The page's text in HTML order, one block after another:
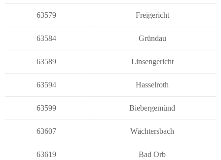
63579 Freigericht
63584 Gründau
63589 Linsengericht
63594 Hasselroth
63599 Biebergemünd
63607 Wächtersbach
63619 Bad Orb